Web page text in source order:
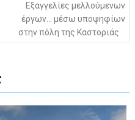
Εξαγγελίες μελλούμενων
έργων… μέσω υποψηφίων
στην πόλη της Καστοριάς